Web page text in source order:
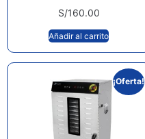
S/160.00
Añadir al carrito
¡Oferta!